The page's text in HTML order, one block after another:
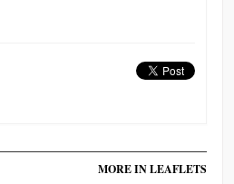
MORE IN LEAFLETS